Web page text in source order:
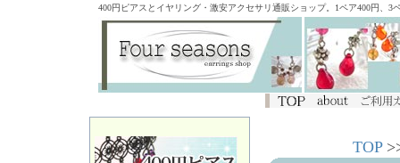
400円ピアスとイヤリング・激安アクセサリ通販ショップ。1ペア400円、
TOP